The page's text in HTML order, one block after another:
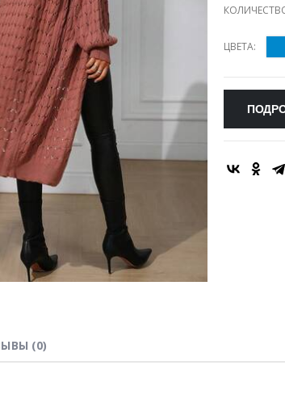
ЦВЕТА:
SHARE:
(0)